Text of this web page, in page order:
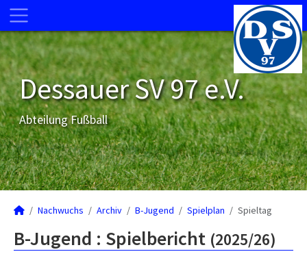
Dessauer SV 97 e.V.
Abteilung Fußball
Nachwuchs Archiv B-Jugend Spielplan Spieltag
B-Jugend : Spielbericht (2025/26)